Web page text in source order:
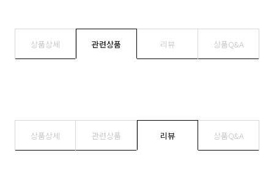
상품상세 관련상품 리뷰 상품Q&A
상품상세 관련상품 리뷰 상품Q&A